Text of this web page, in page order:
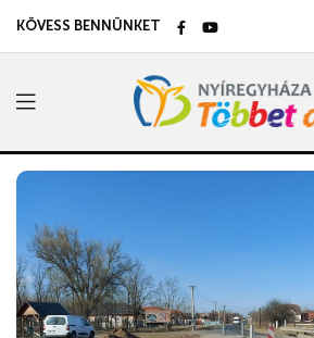
KÖVESS BENNÜNKET